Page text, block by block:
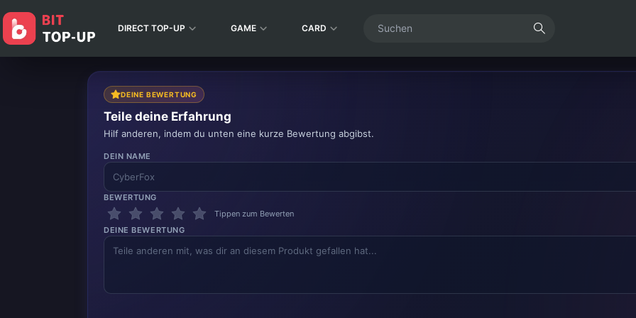
DIRECT TOP-UP GAME CARD
DEINE BEWERTUNG
Teile deine Erfahrung
Hilf anderen, indem du unten eine kurze Bewertung abgibst.
DEIN NAME
BEWERTUNG
Tippen zum Bewerten
DEINE BEWERTUNG